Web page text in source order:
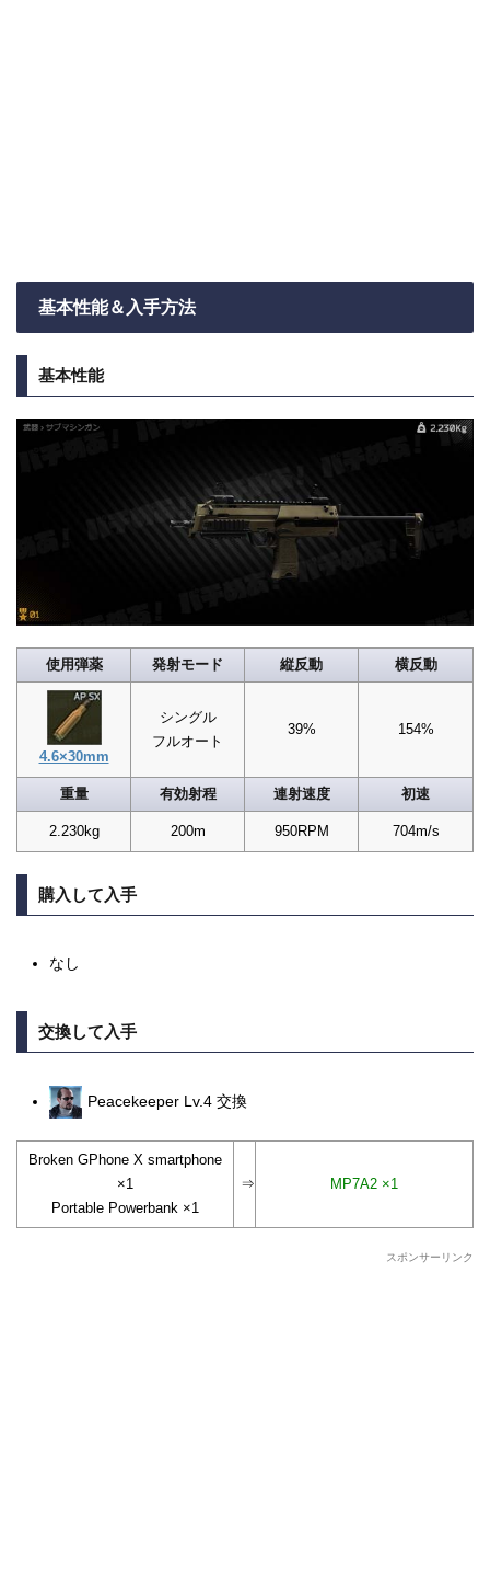
基本性能＆入手方法
基本性能
使用弾薬 発射モード 縦反動 横反動
4.6×30mm
シングル
フルオート
39% 154%
重量 有効射程 連射速度 初速
2.230kg 200m 950RPM 704m/s
購入して入手
なし
交換して入手
Peacekeeper Lv.4 交換
Broken GPhone X smartphone
×1
Portable Powerbank ×1
⇒ MP7A2 ×1
スポンサーリンク